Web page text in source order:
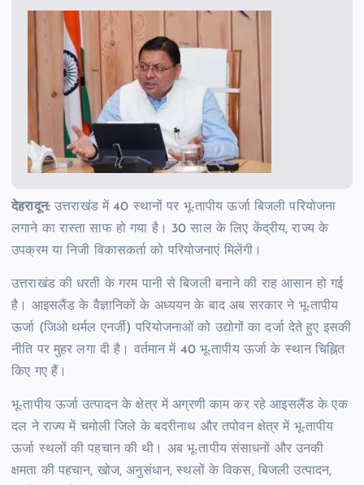
देहरादून:उत्तराखंड में 40 स्थानों पर भू-तापीय ऊर्जा बिजली परियोजना
लगाने का रास्ता साफ हो गया है। 30 साल के लिए केंद्रीय, राज्य के
उपक्रम या निजी विकासकर्ता को परियोजनाएं मिलेंगी।
उत्तराखंड की धरती के गरम पानी से बिजली बनाने की राह आसान हो गई
है। आइसलैंड के वैज्ञानिकों के अध्ययन के बाद अब सरकार ने भू-तापीय
ऊर्जा (जिओ थर्मल एनर्जी) परियोजनाओं को उद्योगों का दर्जा देते हुए इसकी
नीति पर मुहर लगा दी है। वर्तमान में 40 भू-तापीय ऊर्जा के स्थान चिह्नित
किए गए हैं।
भू-तापीय ऊर्जा उत्पादन के क्षेत्र में अग्रणी काम कर रहे आइसलैंड के एक
दल ने राज्य में चमोली जिले के बदरीनाथ और तपोवन क्षेत्र में भू-तापीय
ऊर्जा स्थलों की पहचान की थी। अब भू-तापीय संसाधनों और उनकी
क्षमता की पहचान, खोज, अनुसंधान, स्थलों के विकस, बिजली उत्पादन,